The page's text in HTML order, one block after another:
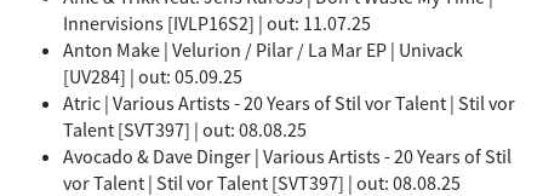
Innervisions [IVLP16S2] | out: 11.07.25
Anton Make | Velurion / Pilar / La Mar EP | Univack
[UV284] | out: 05.09.25
Atric | Various Artists - 20 Years of Stil vor Talent | Stil vor
Talent [SVT397] | out: 08.08.25
Avocado & Dave Dinger | Various Artists - 20 Years of Stil
vor Talent | Stil vor Talent [SVT397] | out: 08.08.25